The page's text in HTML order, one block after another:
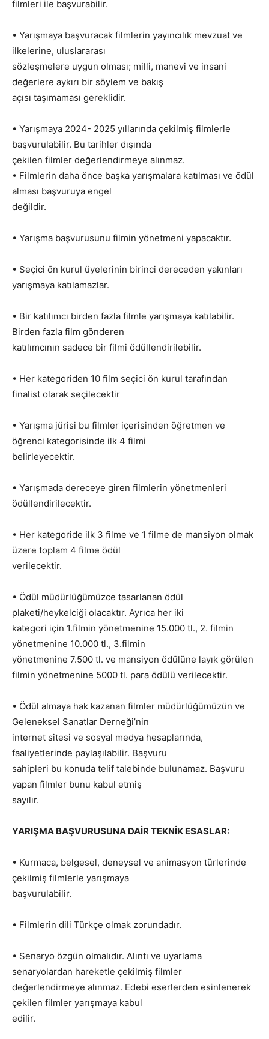
filmleri ile başvurabilir.
• Yarışmaya başvuracak filmlerin yayıncılık mevzuat ve
ilkelerine, uluslararası
sözleşmelere uygun olması; milli, manevi ve insani
değerlere aykırı bir söylem ve bakış
açısı taşımaması gereklidir.
• Yarışmaya 2024- 2025 yıllarında çekilmiş filmlerle
başvurulabilir. Bu tarihler dışında
çekilen filmler değerlendirmeye alınmaz.
• Filmlerin daha önce başka yarışmalara katılması ve ödül
alması başvuruya engel
değildir.
• Yarışma başvurusunu filmin yönetmeni yapacaktır.
• Seçici ön kurul üyelerinin birinci dereceden yakınları
yarışmaya katılamazlar.
• Bir katılımcı birden fazla filmle yarışmaya katılabilir.
Birden fazla film gönderen
katılımcının sadece bir filmi ödüllendirilebilir.
• Her kategoriden 10 film seçici ön kurul tarafından
finalist olarak seçilecektir
• Yarışma jürisi bu filmler içerisinden öğretmen ve
öğrenci kategorisinde ilk 4 filmi
belirleyecektir.
• Yarışmada dereceye giren filmlerin yönetmenleri
ödüllendirilecektir.
• Her kategoride ilk 3 filme ve 1 filme de mansiyon olmak
üzere toplam 4 filme ödül
verilecektir.
• Ödül müdürlüğümüzce tasarlanan ödül
plaketi/heykelciği olacaktır. Ayrıca her iki
kategori için 1.filmin yönetmenine 15.000 tl., 2. filmin
yönetmenine 10.000 tl., 3.filmin
yönetmenine 7.500 tl. ve mansiyon ödülüne layık görülen
filmin yönetmenine 5000 tl. para ödülü verilecektir.
• Ödül almaya hak kazanan filmler müdürlüğümüzün ve
Geleneksel Sanatlar Derneği’nin
internet sitesi ve sosyal medya hesaplarında,
faaliyetlerinde paylaşılabilir. Başvuru
sahipleri bu konuda telif talebinde bulunamaz. Başvuru
yapan filmler bunu kabul etmiş
sayılır.
YARIŞMA BAŞVURUSUNA DAİR TEKNİK ESASLAR:
• Kurmaca, belgesel, deneysel ve animasyon türlerinde
çekilmiş filmlerle yarışmaya
başvurulabilir.
• Filmlerin dili Türkçe olmak zorundadır.
• Senaryo özgün olmalıdır. Alıntı ve uyarlama
senaryolardan hareketle çekilmiş filmler
değerlendirmeye alınmaz. Edebi eserlerden esinlenerek
çekilen filmler yarışmaya kabul
edilir.